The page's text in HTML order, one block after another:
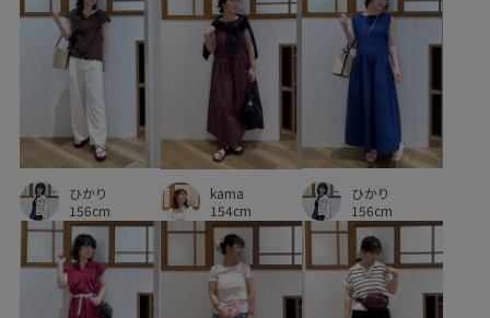
リラックススタイル ワントーンコーデ ワンピース
ヴィンテージ ヴィンテージ加工 伸縮性
履きやすい 差し色
日傘 活躍する一着 秋冬 程よい肉感
穿き心地が良い 細見え 華やか 軽くて柔らかい
透け感 長財布
ひかり
156cm
kama
154cm
ひかり
156cm